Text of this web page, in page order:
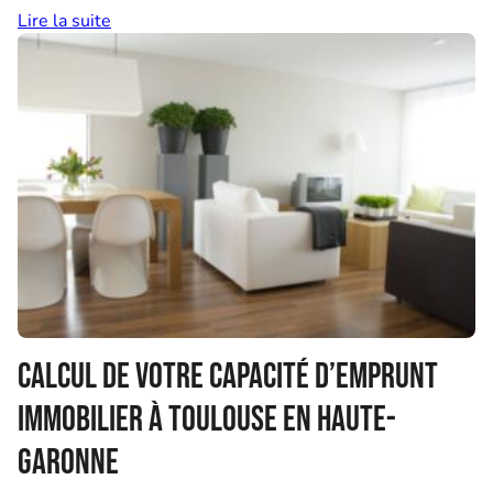
Lire la suite
Calcul de votre capacité d’emprunt
immobilier à Toulouse en Haute-
Garonne